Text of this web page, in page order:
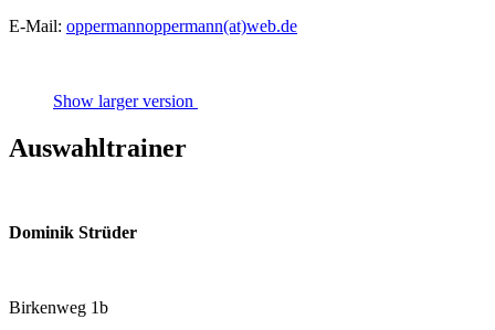
E-Mail: oppermannoppermann(at)web.de
Show larger version
Auswahltrainer
Dominik Strüder
Birkenweg 1b